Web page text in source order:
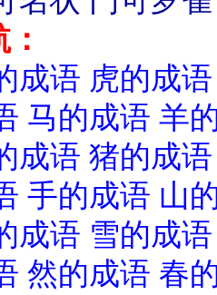
成语 虎的成语
马的成语 羊
成语 猪的成语
手的成语 山
成语 雪的成语
然的成语 春